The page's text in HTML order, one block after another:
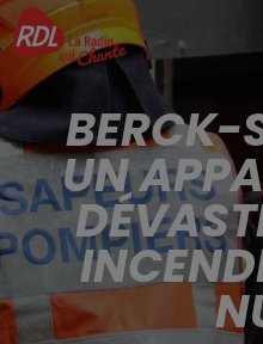
BERCK-
UN